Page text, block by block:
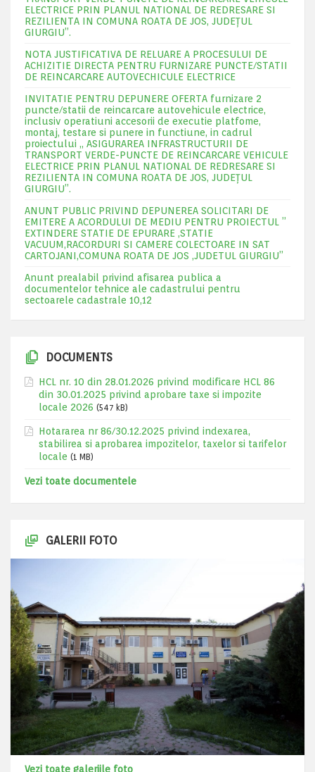
ELECTRICE PRIN PLANUL NATIONAL DE REDRESARE SI
REZILIENTA IN COMUNA ROATA DE JOS, JUDEŢUL
GIURGIU”.
NOTA JUSTIFICATIVA DE RELUARE A PROCESULUI DE
ACHIZITIE DIRECTA PENTRU FURNIZARE PUNCTE/STATII
DE REINCARCARE AUTOVECHICULE ELECTRICE
INVITATIE PENTRU DEPUNERE OFERTA furnizare 2
puncte/statii de reincarcare autovehicule electrice,
inclusiv operatiuni accesorii de executie platfome,
montaj, testare si punere in functiune, in cadrul
proiectului „ ASIGURAREA INFRASTRUCTURII DE
TRANSPORT VERDE-PUNCTE DE REINCARCARE VEHICULE
ELECTRICE PRIN PLANUL NATIONAL DE REDRESARE SI
REZILIENTA IN COMUNA ROATA DE JOS, JUDEŢUL
GIURGIU”.
ANUNT PUBLIC PRIVIND DEPUNEREA SOLICITARI DE
EMITERE A ACORDULUI DE MEDIU PENTRU PROIECTUL ”
EXTINDERE STATIE DE EPURARE ,STATIE
VACUUM,RACORDURI SI CAMERE COLECTOARE IN SAT
CARTOJANI,COMUNA ROATA DE JOS ,JUDETUL GIURGIU”
Anunt prealabil privind afisarea publica a
documentelor tehnice ale cadastrului pentru
sectoarele cadastrale 10,12
DOCUMENTS
HCL nr. 10 din 28.01.2026 privind modificare HCL 86
din 30.01.2025 privind aprobare taxe si impozite
locale 2026 (547 kB)
Hotararea nr 86/30.12.2025 privind indexarea,
stabilirea si aprobarea impozitelor, taxelor si tarifelor
locale (1 MB)
Vezi toate documentele
GALERII FOTO
Vezi toate galeriile foto